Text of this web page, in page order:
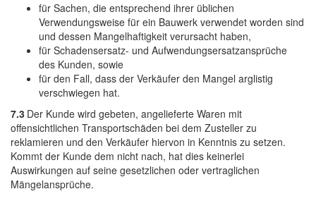
für Sachen, die entsprechend ihrer üblichen
Verwendungsweise für ein Bauwerk verwendet worden sind
und dessen Mangelhaftigkeit verursacht haben,
für Schadensersatz- und Aufwendungsersatzansprüche
des Kunden, sowie
für den Fall, dass der Verkäufer den Mangel arglistig
verschwiegen hat.
7.3 Der Kunde wird gebeten, angelieferte Waren mit
offensichtlichen Transportschäden bei dem Zusteller zu
reklamieren und den Verkäufer hiervon in Kenntnis zu setzen.
Kommt der Kunde dem nicht nach, hat dies keinerlei
Auswirkungen auf seine gesetzlichen oder vertraglichen
Mängelansprüche.